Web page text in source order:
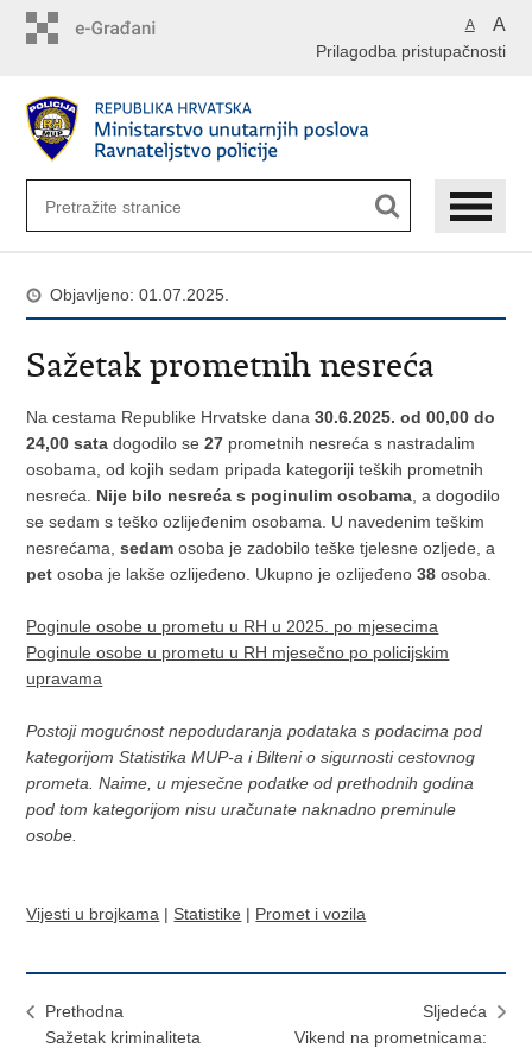
A A
Prilagodba pristupačnosti
Objavljeno: 01.07.2025.
Sažetak prometnih nesreća
Na cestama Republike Hrvatske dana30.6.2025. od 00,00 do
24,00 satadogodilo se27 prometnih nesreća s nastradalim
osobama, od kojih sedam pripada kategoriji teških prometnih
nesreća.
Nije bilo nesreća s poginulim osobama , a dogodilo
se sedam s teško ozlijeđenim osobama. U navedenim teškim
nesrećama,sedamosoba je zadobilo teške tjelesne ozljede, a
pet osoba je lakše ozlijeđeno. Ukupno je ozlijeđeno38 osoba.
Poginule osobe u prometu u RH u 2025. po mjesecima
Poginule osobe u prometu u RH mjesečno po policijskim
upravama
Postoji mogućnost nepodudaranja podataka s podacima pod
kategorijom Statistika MUP-a i Bilteni o sigurnosti cestovnog
prometa. Naime, u mjesečne podatke od prethodnih godina
pod tom kategorijom nisu uračunate naknadno preminule
osobe.
Vijesti u brojkama | Statistike | Promet i vozila
Prethodna
Sažetak kriminaliteta
Sljedeća
Vikend na prometnicama: